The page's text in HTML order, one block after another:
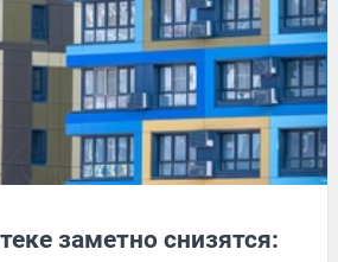
заметно снизятся: